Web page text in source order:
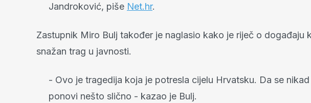
Jandroković, piše Net.hr.
Zastupnik Miro Bulj također je naglasio kako je riječ o događaju
snažan trag u javnosti.
- Ovo je tragedija koja je potresla cijelu Hrvatsku. Da se
ponovi nešto slično - kazao je Bulj.